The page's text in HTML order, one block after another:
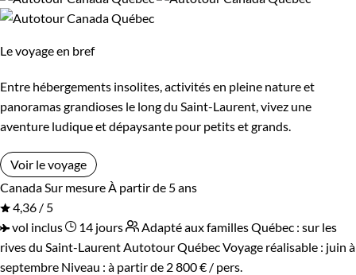
Le voyage en bref
Entre hébergements insolites, activités en pleine nature et
panoramas grandioses le long du Saint-Laurent, vivez une
aventure ludique et dépaysante pour petits et grands.
Voir le voyage
Canada Sur mesure À partir de 5 ans
4,36 / 5
vol inclus
14 jours Adapté aux famillesQuébec : sur les
rives du Saint-Laurent Autotour QuébecVoyage réalisable : juin à
septembre Niveau : à partir de 2 800 € / pers.